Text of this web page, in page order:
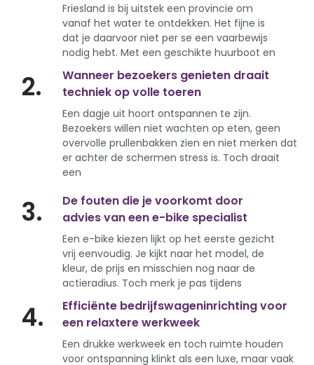
Friesland is bij uitstek een provincie om
vanaf het water te ontdekken. Het fijne is
dat je daarvoor niet per se een vaarbewijs
nodig hebt. Met een geschikte huurboot en
2.
Wanneer bezoekers genieten draait
techniek op volle toeren
Een dagje uit hoort ontspannen te zijn.
Bezoekers willen niet wachten op eten, geen
overvolle prullenbakken zien en niet merken dat
er achter de schermen stress is. Toch draait
een
3.
De fouten die je voorkomt door
advies van een e-bike specialist
Een e-bike kiezen lijkt op het eerste gezicht
vrij eenvoudig. Je kijkt naar het model, de
kleur, de prijs en misschien nog naar de
actieradius. Toch merk je pas tijdens
4.
Efficiënte bedrijfswageninrichting voor
een relaxtere werkweek
Een drukke werkweek en toch ruimte houden
voor ontspanning klinkt als een luxe, maar vaak